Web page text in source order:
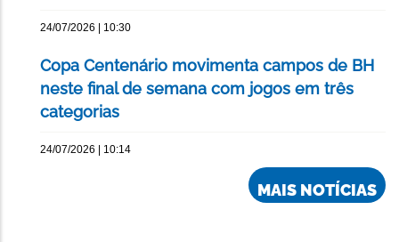
24/07/2026 | 10:30
Copa Centenário movimenta campos de BH
neste final de semana com jogos em três
categorias
24/07/2026 | 10:14
MAIS NOTÍCIAS